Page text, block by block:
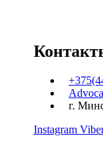
г.
Instagram